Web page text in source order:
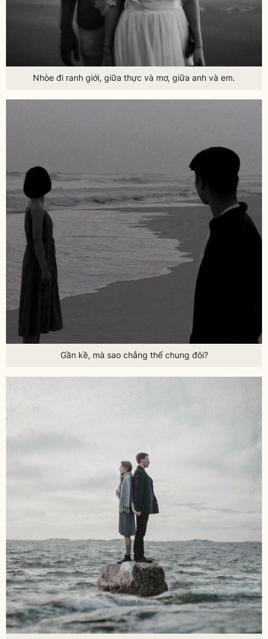
Nhòe đi ranh giới, giữa thực và mơ, giữa anh và em.
Gần kề, mà sao chẳng thể chung đôi?